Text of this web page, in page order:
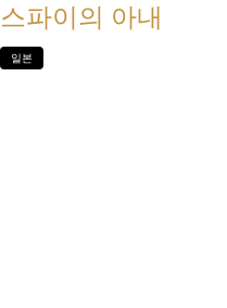
스파이의 아내
일본